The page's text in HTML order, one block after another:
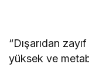
“Dışarıdan
yüksek ve